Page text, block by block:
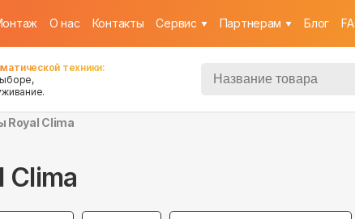
О нас Контакты Cервис Партнерам Блог
техники:
Royal Clima
Clima